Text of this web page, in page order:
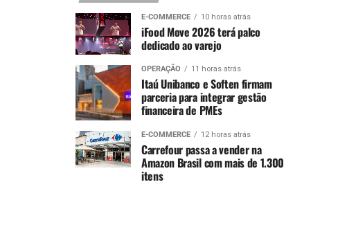
E-COMMERCE 10 horas atrás
iFood Move 2026 terá palco
dedicado ao varejo
OPERAÇÃO 11 horas atrás
Itaú Unibanco e Soften firmam
parceria para integrar gestão
financeira de PMEs
E-COMMERCE 12 horas atrás
Carrefour passa a vender na
Amazon Brasil com mais de 1.300
itens